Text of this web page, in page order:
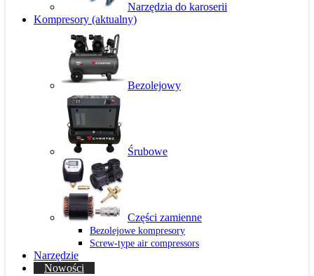
Narzędzia do karoserii
Kompresory (aktualny)
Bezolejowy
Śrubowe
Części zamienne
Bezolejowe kompresory
Screw-type air compressors
Narzędzie
Nowości